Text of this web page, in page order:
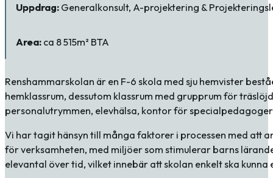
Uppdrag: Generalkonsult, A-projektering &
Area: ca 8 515m² BTA
Renshammarskolan är en F-6 skola med sju hemvister
hemklassrum, dessutom klassrum med grupprum för
personalutrymmen, elevhälsa, kontor för
Vi har tagit hänsyn till många faktorer i processen med att
för verksamheten, med miljöer som stimulerar barns
elevantal över tid, vilket innebär att skolan enkelt ska